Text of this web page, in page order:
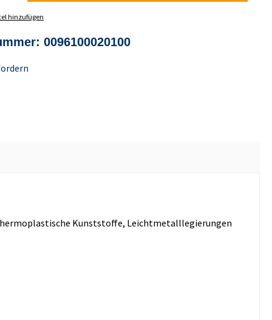
hinzufügen
0096100020100
Kunststoffe, Leichtmetalllegierungen